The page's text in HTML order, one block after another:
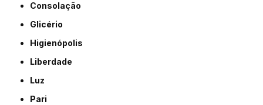
Consolação
Glicério
Higienópolis
Liberdade
Luz
Pari